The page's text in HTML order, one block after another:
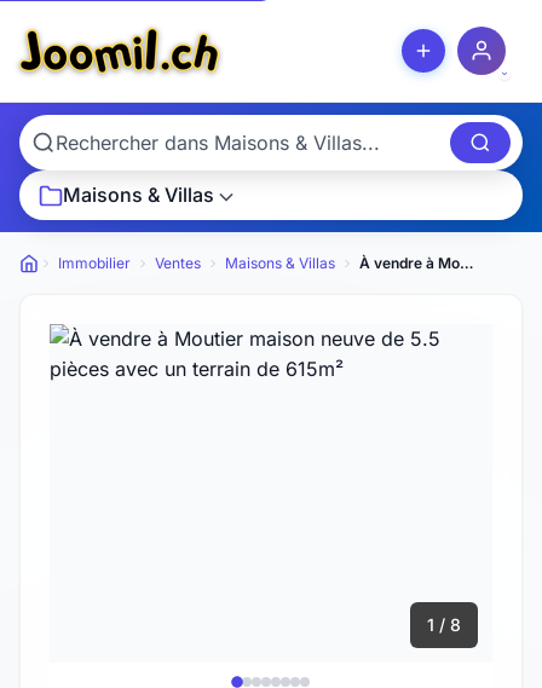
Maisons & Villas
Petites annonces
Immobilier Ventes Maisons & Villas À vendre à Moutier maison neuve de 5.5 pièces avec un terrain de 615m²
1 / 8